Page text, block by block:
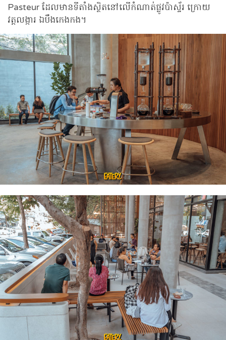
Pasteur ដែលមានទីតាំងស្ថិតនៅលើកំណាត់ផ្លូវប៉ាស្ទ័រ ក្រោយ
វត្តលង្ការ ឯបឹងកេងកង។